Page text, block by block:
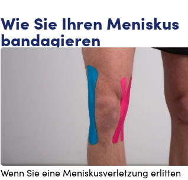
Wie Sie Ihren Meniskus
bandagieren
Wenn Sie eine Meniskusverletzung erlitten